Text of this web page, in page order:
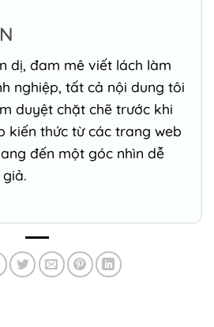
dị, đam mê viết lách làm
nghiệp, tất cả nội dung tôi
duyệt chặt chẽ trước khi
kiến thức từ các trang web
đến một góc nhìn dễ